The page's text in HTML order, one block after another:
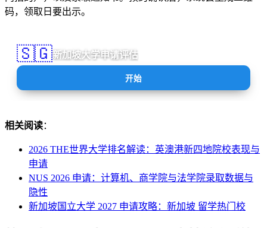
码，领取日要出示。
🇸🇬新加坡大学申请评估
开始
相关阅读：
2026 THE世界大学排名解读：英澳港新四地院校表现与
申请
NUS 2026 申请：计算机、商学院与法学院录取数据与
隐性
新加坡国立大学 2027 申请攻略：新加坡 留学热门校